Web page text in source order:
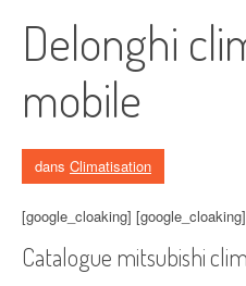
Delonghi
mobile
dans Climatisation
[google_cloaking] [google_cloaking]
Catalogue mitsubishi